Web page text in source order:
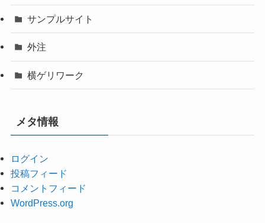
サンプルサイト
外注
横ゲリワーク
メタ情報
ログイン
投稿フィード
コメントフィード
WordPress.org